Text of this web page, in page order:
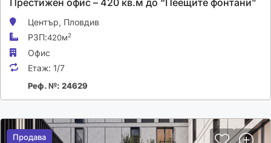
Престижен офис – 420 кв.м до “Пеещите фонтани”
Център, Пловдив
РЗП:420м2
Офис
Етаж: 1/7
Реф. №: 24629
Продава
Продава